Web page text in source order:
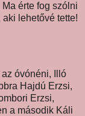
érte fog szólni
lehetővé tette!
óvónéni, Illó
Hajdú Erzsi,
Erzsi,
a második Káli